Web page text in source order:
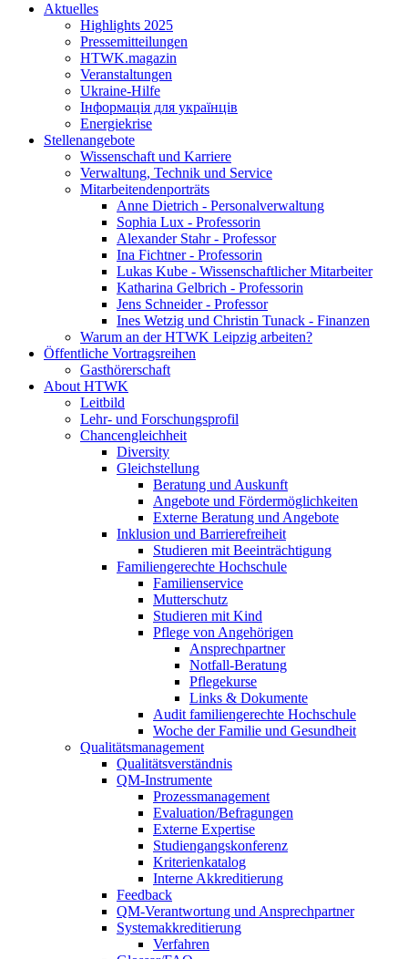
Aktuelles
Highlights 2025
Pressemitteilungen
HTWK.magazin
Veranstaltungen
Ukraine-Hilfe
Інформація для українців
Energiekrise
Stellenangebote
Wissenschaft und Karriere
Verwaltung, Technik und Service
Mitarbeitendenporträts
Anne Dietrich - Personalverwaltung
Sophia Lux - Professorin
Alexander Stahr - Professor
Ina Fichtner - Professorin
Lukas Kube - Wissenschaftlicher Mitarbeiter
Katharina Gelbrich - Professorin
Jens Schneider - Professor
Ines Wetzig und Christin Tunack - Finanzen
Warum an der HTWK Leipzig arbeiten?
Öffentliche Vortragsreihen
Gasthörerschaft
About HTWK
Leitbild
Lehr- und Forschungsprofil
Chancengleichheit
Diversity
Gleichstellung
Beratung und Auskunft
Angebote und Fördermöglichkeiten
Externe Beratung und Angebote
Inklusion und Barrierefreiheit
Studieren mit Beeinträchtigung
Familiengerechte Hochschule
Familienservice
Mutterschutz
Studieren mit Kind
Pflege von Angehörigen
Ansprechpartner
Notfall-Beratung
Pflegekurse
Links & Dokumente
Audit familiengerechte Hochschule
Woche der Familie und Gesundheit
Qualitätsmanagement
Qualitätsverständnis
QM-Instrumente
Prozessmanagement
Evaluation/Befragungen
Externe Expertise
Studiengangskonferenz
Kriterienkatalog
Interne Akkreditierung
Feedback
QM-Verantwortung und Ansprechpartner
Systemakkreditierung
Verfahren